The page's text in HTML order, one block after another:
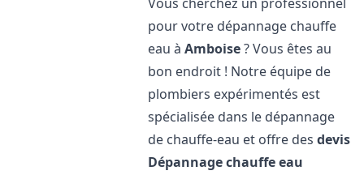
pour votre dépannage chauffe
eau àAmboise? Vous êtes au
bon endroit ! Notre équipe de
plombiers expérimentés est
spécialisée dans le dépannage
de chauffe-eau et offre desdevis
Dépannage chauffe eau